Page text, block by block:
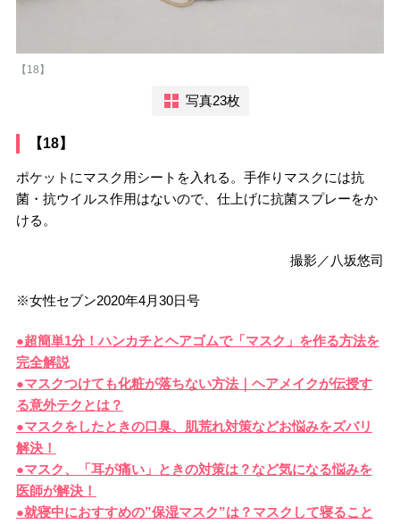
【18】
写真23枚
【18】
ポケットにマスク用シートを入れる。手作りマスクには抗
菌・抗ウイルス作用はないので、仕上げに抗菌スプレーをか
ける。
撮影／八坂悠司
※女性セブン2020年4月30日号
●超簡単1分！ハンカチとヘアゴムで「マスク」を作る方法を
完全解説
●マスクつけても化粧が落ちない方法｜ヘアメイクが伝授す
る意外テクとは？
●マスクをしたときの口臭、肌荒れ対策などお悩みをズバリ
解決！
●マスク、「耳が痛い」ときの対策は？など気になる悩みを
医師が解決！
●就寝中におすすめの”保湿マスク”は？マスクして寝ること